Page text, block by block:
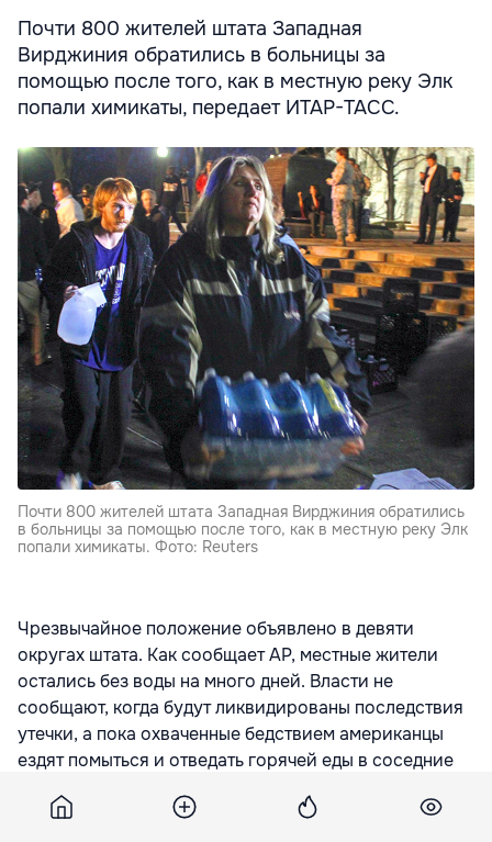
Почти 800 жителей штата Западная
Вирджиния обратились в больницы за
помощью после того, как в местную реку Элк
попали химикаты, передает ИТАР-ТАСС.
Почти 800 жителей штата Западная Вирджиния обратились
в больницы за помощью после того, как в местную реку Элк
попали химикаты. Фото: Reuters
Чрезвычайное положение объявлено в девяти
округах штата. Как сообщает АР, местные жители
остались без воды на много дней. Власти не
сообщают, когда будут ликвидированы последствия
утечки, а пока охваченные бедствием американцы
ездят помыться и отведать горячей еды в соседние